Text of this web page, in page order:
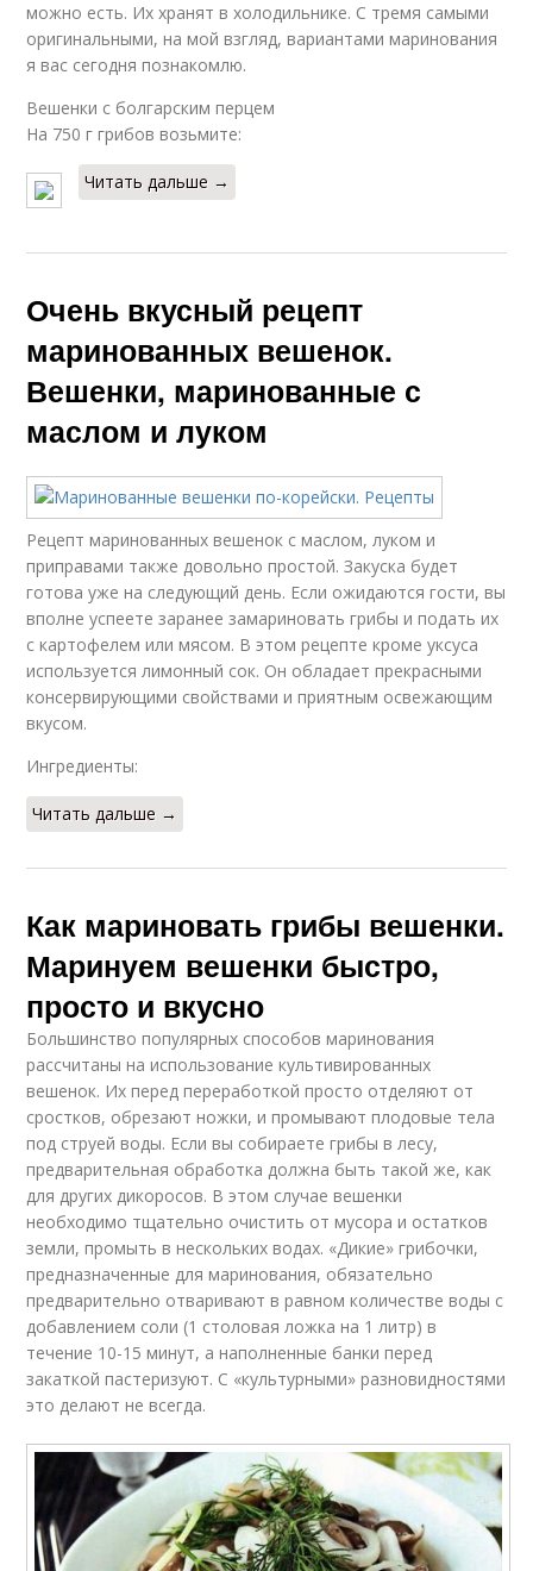
можно есть. Их хранят в холодильнике. С тремя самыми
оригинальными, на мой взгляд, вариантами маринования
я вас сегодня познакомлю.
Вешенки с болгарским перцем
На 750 г грибов возьмите:
Читать дальше →
Очень вкусный рецепт
маринованных вешенок.
Вешенки, маринованные с
маслом и луком
Рецепт маринованных вешенок с маслом, луком и
приправами также довольно простой. Закуска будет
готова уже на следующий день. Если ожидаются гости, вы
вполне успеете заранее замариновать грибы и подать их
с картофелем или мясом. В этом рецепте кроме уксуса
используется лимонный сок. Он обладает прекрасными
консервирующими свойствами и приятным освежающим
вкусом.
Ингредиенты:
Читать дальше →
Как мариновать грибы вешенки.
Маринуем вешенки быстро,
просто и вкусно
Большинство популярных способов маринования
рассчитаны на использование культивированных
вешенок. Их перед переработкой просто отделяют от
сростков, обрезают ножки, и промывают плодовые тела
под струей воды. Если вы собираете грибы в лесу,
предварительная обработка должна быть такой же, как
для других дикоросов. В этом случае вешенки
необходимо тщательно очистить от мусора и остатков
земли, промыть в нескольких водах. «Дикие» грибочки,
предназначенные для маринования, обязательно
предварительно отваривают в равном количестве воды с
добавлением соли (1 столовая ложка на 1 литр) в
течение 10-15 минут, а наполненные банки перед
закаткой пастеризуют. С «культурными» разновидностями
это делают не всегда.